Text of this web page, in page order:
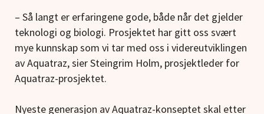
– Så langt er erfaringene gode, både når det gjelder
teknologi og biologi. Prosjektet har gitt oss svært
mye kunnskap som vi tar med oss i videreutviklingen
av Aquatraz, sier Steingrim Holm, prosjektleder for
Aquatraz-prosjektet.
Nyeste generasjon av Aquatraz-konseptet skal etter